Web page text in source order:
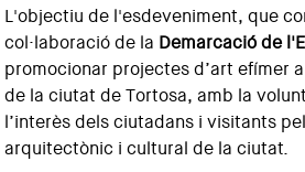
L'objectiu de l'esdeveniment, que
col·laboració de la Demarcació de
promocionar projectes d’art efímer
de la ciutat de Tortosa, amb la
l’interès dels ciutadans i visitants
arquitectònic i cultural de la ciutat.